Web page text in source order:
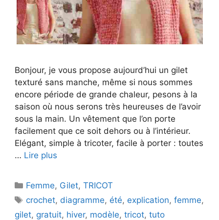
Bonjour, je vous propose aujourd’hui un gilet
texturé sans manche, même si nous sommes
encore période de grande chaleur, pesons à la
saison où nous serons très heureuses de l’avoir
sous la main. Un vêtement que l’on porte
facilement que ce soit dehors ou à l’intérieur.
Elégant, simple à tricoter, facile à porter : toutes
… Lire plus
Catégories
Femme, Gilet,TRICOT
Étiquettes
crochet, diagramme, été, explication,femme,
gilet, gratuit, hiver, modèle, tricot, tuto